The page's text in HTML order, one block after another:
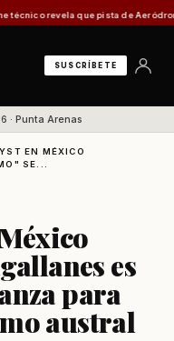
que pista de Aeródromo de
SUSCRÍBETE
· Punta Arenas
EN MÉXICO
SE...
es
para
austral